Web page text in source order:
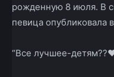
рожденную 8 июля. В
певица опубликовала
“Все лучшее-